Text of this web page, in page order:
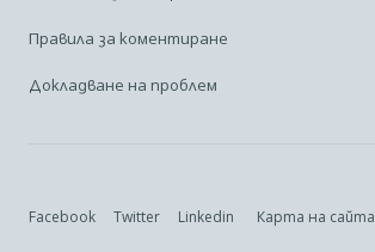
Правила за коментиране
Докладване на проблем
Facebook Twitter Linkedin Карта на сайта